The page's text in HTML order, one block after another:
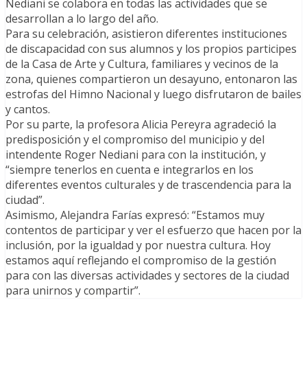
Nediani se colabora en todas las actividades que se
desarrollan a lo largo del año.
Para su celebración, asistieron diferentes instituciones
de discapacidad con sus alumnos y los propios participes
de la Casa de Arte y Cultura, familiares y vecinos de la
zona, quienes compartieron un desayuno, entonaron las
estrofas del Himno Nacional y luego disfrutaron de bailes
y cantos.
Por su parte, la profesora Alicia Pereyra agradeció la
predisposición y el compromiso del municipio y del
intendente Roger Nediani para con la institución, y
“siempre tenerlos en cuenta e integrarlos en los
diferentes eventos culturales y de trascendencia para la
ciudad”.
Asimismo, Alejandra Farías expresó: “Estamos muy
contentos de participar y ver el esfuerzo que hacen por la
inclusión, por la igualdad y por nuestra cultura. Hoy
estamos aquí reflejando el compromiso de la gestión
para con las diversas actividades y sectores de la ciudad
para unirnos y compartir”.